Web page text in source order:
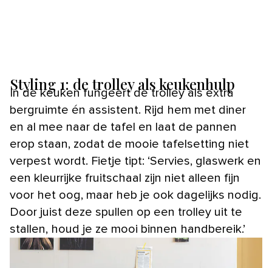
Styling 1: de trolley als keukenhulp
In de keuken fungeert de trolley als extra
bergruimte én assistent. Rijd hem met diner
en al mee naar de tafel en laat de pannen
erop staan, zodat de mooie tafelsetting niet
verpest wordt. Fietje tipt: ‘Servies, glaswerk en
een kleurrijke fruitschaal zijn niet alleen fijn
voor het oog, maar heb je ook dagelijks nodig.
Door juist deze spullen op een trolley uit te
stallen, houd je ze mooi binnen handbereik.’